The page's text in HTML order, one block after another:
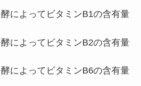
によってビタミンB1の含有量
によってビタミンB2の含有量
によってビタミンB6の含有量